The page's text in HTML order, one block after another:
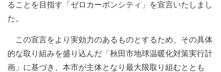
ることを目指す「ゼロカーボンシティ」を宣言いたしまし
た。
この宣言をより実効力のあるものとするため、その具体
的な取り組みを盛り込んだ「秋田市地球温暖化対策実行計
画」に基づき、本市が主体となり最大限取り組むととも